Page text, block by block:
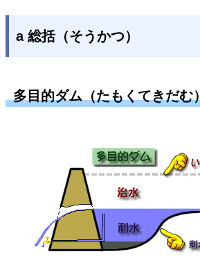
a 総括（そうかつ）
多目的ダム（たもくてきだむ）